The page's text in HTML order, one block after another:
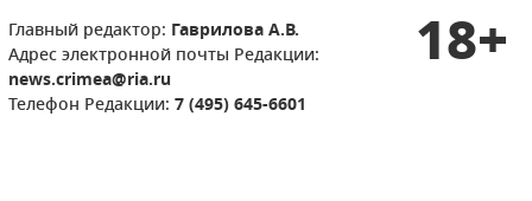
Главный редактор: Гаврилова А.В.
Адрес электронной почты Редакции:
news.crimea@ria.ru
Телефон Редакции: 7 (495) 645-6601
18+